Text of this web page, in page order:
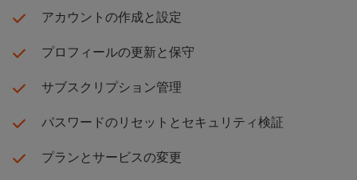
アカウントの作成と設定
プロフィールの更新と保守
サブスクリプション管理
パスワードのリセットとセキュリティ検証
プランとサービスの変更